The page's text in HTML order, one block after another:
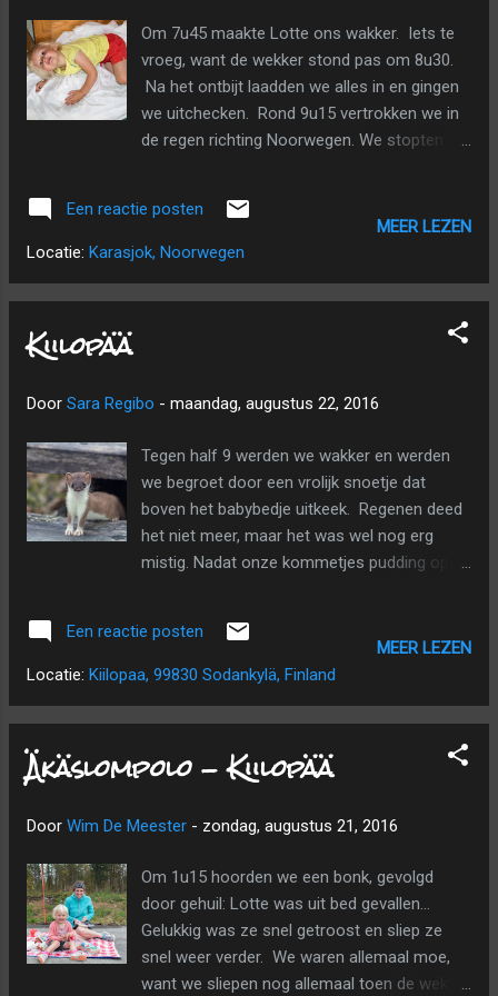
zanderige pad naar boven ging, sloeg de
verveling wat toe bij haar en moesten we
haar een beetje afleiden met koekjes, haar
drinkbus, de vele gigantische paddenstoelen
(veel vliegenzwammen, alweer) langs het
haar mondje te laten verdwi...
Om 7u45 maakte Lotte ons wakker. Iets te
vroeg, want de wekker stond pas om 8u30.
Na het ontbijt laadden we alles in en gingen
we uitchecken. Rond 9u15 vertrokken we in
de regen richting Noorwegen. We stopten
we binnengingen was eerder een
kringloopwinkel. Gelukkig zagen we de
toeristenwinkel. Iets voor Inari maakten we
een tussenstop op een aardebaantje. Daar
was jammer genoeg zo hard aan het
koekje aten en verder reden. In Inari stopten
we nog eens bij een toeristenwinkeltje, maar
dat was heel klein en niet interessant, zodat
we snel weer verder reden. We verlieten de
Artic Highway (E75) en namen de veel
Al snel zagen we een groep van 7 r...
Een reactie posten
Locatie: Karasjok, Noorwegen
MEER LEZEN
Kiilopää
Door Sara Regibo - maandag, augustus 22, 2016
Tegen half 9 werden we wakker en werden
we begroet door een vrolijk snoetje dat
boven het babybedje uitkeek. Regenen deed
het niet meer, maar het was wel nog erg
mistig. Nadat onze kommetjes pudding op
wandeling in het nationaal park Uhro
Kekkonen. Vlakbij het hoofdgebouw
stappen en konden we aan onze wandeling
vlonderpaadjes met trapjes, daarna kwam er
want alles lag er nat bij). Na ongeveer 600m
draaien, dus was het geen verrassing dat ze
vroeg om bij papa in de rugzak te mogen. Na
een klein plateautje leidden houten trapjes
ons de berg op, de mist en de wolken in. Ik
was me net aan het afvragen wat nu eigenlijk
Een reactie posten
Locatie: Kiilopaa, 99830 Sodankylä, Finland
MEER LEZEN
Äkäslompolo - Kiilopää
Door Wim De Meester - zondag, augustus 21, 2016
Om 1u15 hoorden we een bonk, gevolgd
door gehuil: Lotte was uit bed gevallen...
Gelukkig was ze snel getroost en sliep ze
snel weer verder. We waren allemaal moe,
want we sliepen nog allemaal toen de wekker